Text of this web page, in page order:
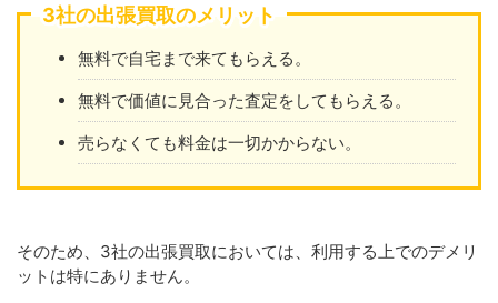
3社の出張買取のメリット
無料で自宅まで来てもらえる。
無料で価値に見合った査定をしてもらえる。
売らなくても料金は一切かからない。
そのため、3社の出張買取においては、利用する上でのデメリ
ットは特にありません。